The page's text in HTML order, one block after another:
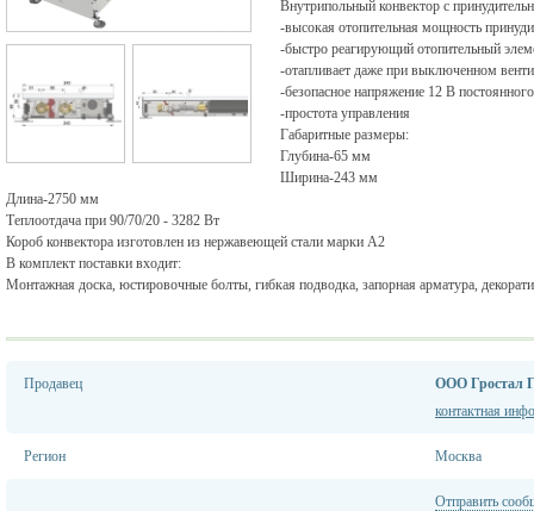
Внутрипольный конвектор с
-высокая отопительная мощность
-быстро реагирующий отопительный
-отапливает даже при выключенном
-безопасное напряжение 12 В
-простота управления
Габаритные размеры:
Глубина-65 мм
Ширина-243 мм
Длина-2750 мм
Теплоотдача при 90/70/20 - 3282 Вт
Короб конвектора изготовлен из нержавеющей стали марки А2
В комплект поставки входит:
Монтажная доска, юстировочные болты, гибкая подводка, запорная арматура,
Продавец
ООО Гростал
контактная
Регион Москва
Отправить